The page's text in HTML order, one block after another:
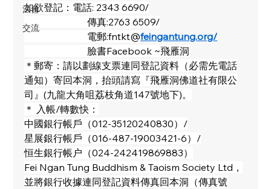
法會
交流
如欲登記：電話: 2343 6690/
傳真:2763 6509/
電郵:fntkt@feingantung.org/
臉書Facebook ~飛雁洞
＊郵寄：請以劃線支票連同登記資料（必需先電話
通知）寄回本洞，抬頭請寫『飛雁洞佛道社有限公
司』(九龍大角咀荔枝角道147號地下)。
＊ 入帳/轉數快：
中國銀行帳戶（012-35120240830）/
星展銀行帳戶（016-487-19003421-6）/
恒生銀行帳户（024-242419869883）
Fei Ngan Tung Buddhism & Taoism Society Ltd，
並將銀行收據連同登記資料傳真回本洞（傳真號